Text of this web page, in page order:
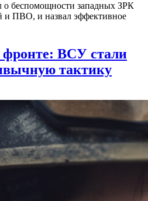
о беспомощности западных ЗРК
и ПВО, и назвал эффективное
ВСУ стали
тактику